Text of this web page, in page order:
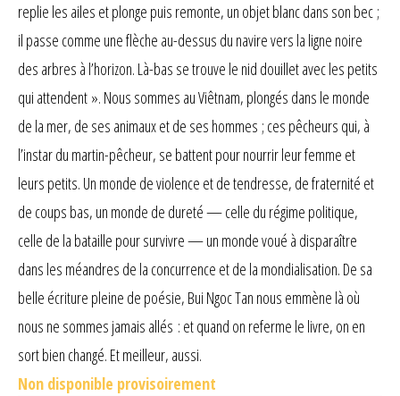
replie les ailes et plonge puis remonte, un objet blanc dans son bec ;
il passe comme une flèche au-dessus du navire vers la ligne noire
des arbres à l’horizon. Là-bas se trouve le nid douillet avec les petits
qui attendent ». Nous sommes au Viêtnam, plongés dans le monde
de la mer, de ses animaux et de ses hommes ; ces pêcheurs qui, à
l’instar du martin-pêcheur, se battent pour nourrir leur femme et
leurs petits. Un monde de violence et de tendresse, de fraternité et
de coups bas, un monde de dureté — celle du régime politique,
celle de la bataille pour survivre — un monde voué à disparaître
dans les méandres de la concurrence et de la mondialisation. De sa
belle écriture pleine de poésie, Bui Ngoc Tan nous emmène là où
nous ne sommes jamais allés : et quand on referme le livre, on en
sort bien changé. Et meilleur, aussi.
Non disponible provisoirement